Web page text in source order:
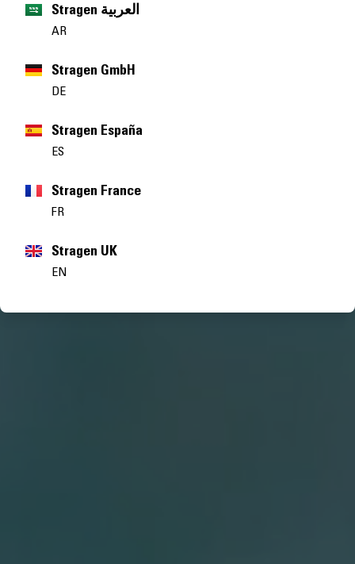
Stragen العربية
AR
Stragen GmbH
DE
Stragen España
ES
Stragen France
FR
Stragen UK
EN